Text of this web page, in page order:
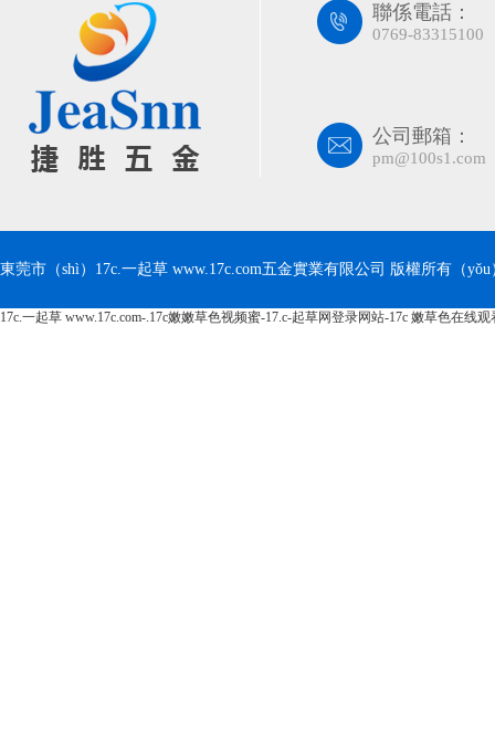
聯係電話：
0769-83315100
公司郵箱：
pm@100s1.com
東莞市（shì）17c.一起草 www.17c.com五金實業有限公司 版權所有（
17c.一起草 www.17c.com-.17c嫩嫩草色视频蜜-17.c-起草网登录网站-17c 嫩草色在线观